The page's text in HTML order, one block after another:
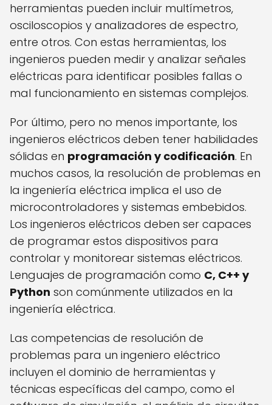
herramientas pueden incluir multímetros,
osciloscopios y analizadores de espectro,
entre otros. Con estas herramientas, los
ingenieros pueden medir y analizar señales
eléctricas para identificar posibles fallas o
mal funcionamiento en sistemas complejos.
Por último, pero no menos importante, los
ingenieros eléctricos deben tener habilidades
sólidas en programación y codificación. En
muchos casos, la resolución de problemas en
la ingeniería eléctrica implica el uso de
microcontroladores y sistemas embebidos.
Los ingenieros eléctricos deben ser capaces
de programar estos dispositivos para
controlar y monitorear sistemas eléctricos.
Lenguajes de programación como C, C++ y
Python son comúnmente utilizados en la
ingeniería eléctrica.
Las competencias de resolución de
problemas para un ingeniero eléctrico
incluyen el dominio de herramientas y
técnicas específicas del campo, como el